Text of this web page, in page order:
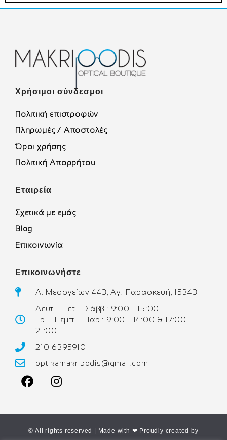
Χρήσιμοι σύνδεσμοι
Πολιτική επιστροφών
Πληρωμές / Αποστολές
Όροι χρήσης
Πολιτική Απορρήτου
Εταιρεία
Σχετικά με εμάς
Blog
Επικοινωνία
Επικοινωνήστε
Λ. Μεσογείων 443, Αγ. Παρασκευή, 15343
Δευτ. - Τετ. - Σάββ.: 9:00 - 15:00
Τρ. - Πεμπ. - Παρ.: 9:00 - 14:00 & 17:00 -
21:00
210 6395910
optikamakripodis@gmail.com
© All rights reserved | Made with ❤ Proudly created by